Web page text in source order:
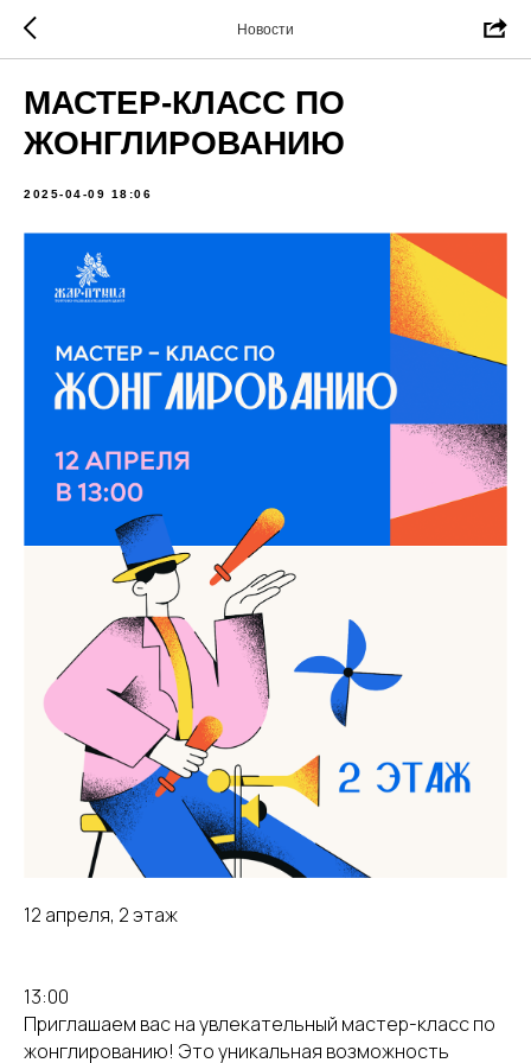
Новости
МАСТЕР-КЛАСС ПО
ЖОНГЛИРОВАНИЮ
2025-04-09 18:06
12 апреля, 2 этаж
13:00
Приглашаем вас на увлекательный мастер-класс по
жонглированию! Это уникальная возможность